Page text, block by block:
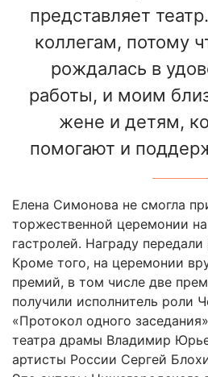
представляет
коллегам, потому
рождалась в
работы, и моим
жене и детям,
помогают и
Елена Симонова не смогла
торжественной церемонии
гастролей. Награду
Кроме того, на церемонии
премий, в том числе две
получили исполнитель роли
«Протокол одного
театра драмы Владимир
артисты России Сергей